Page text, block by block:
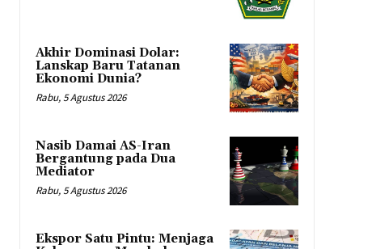
Akhir Dominasi Dolar:
Lanskap Baru Tatanan
Ekonomi Dunia?
Rabu, 5 Agustus 2026
Nasib Damai AS-Iran
Bergantung pada Dua
Mediator
Rabu, 5 Agustus 2026
Ekspor Satu Pintu: Menjaga